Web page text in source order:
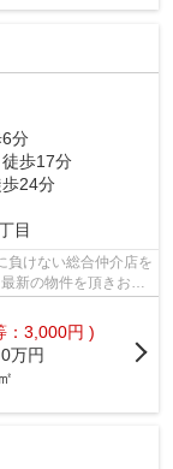
6分
徒歩17分
歩24分
目
負けない総合仲介店を
新の物件を頂きお客
：3,000円 )
0万円